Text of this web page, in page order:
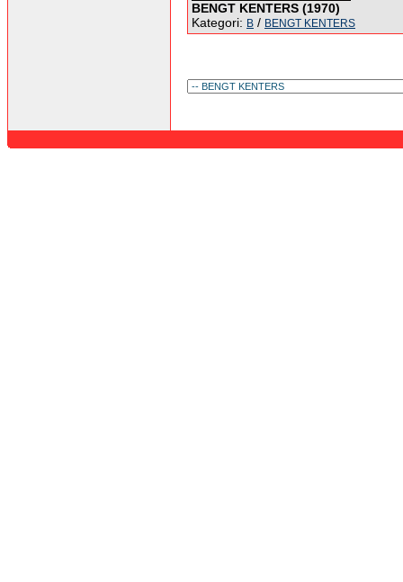
BENGT KENTERS (1970)
Kategori: B / BENGT KENTERS